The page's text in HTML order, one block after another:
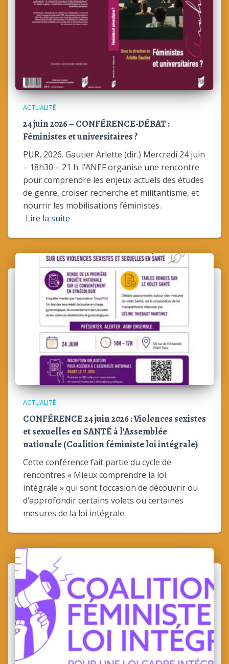
ACTUALITÉ
24 juin 2026 – CONFÉRENCE-DÉBAT :
Féministes et universitaires ?
PUR, 2026. Gautier Arlette (dir.) Mercredi 24 juin
– 18h30 – 21 h. l’ANEF organise une rencontre
pour comprendre les enjeux actuels des études
de genre, croiser recherche et militantisme, et
nourrir les mobilisations féministes.
Lire la suite
ACTUALITÉ
CONFÉRENCE 24 juin 2026 : Violences sexistes
et sexuelles en SANTÉ à l’Assemblée
nationale (Coalition féministe loi intégrale)
Cette conférence fait partie du cycle de
rencontres « Mieux comprendre la loi
intégrale » qui sont l’occasion de découvrir ou
d’approfondir certains volets ou certaines
mesures de la loi intégrale.